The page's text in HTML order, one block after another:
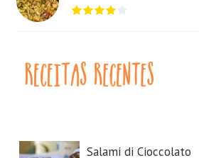
Salami di Cioccolato